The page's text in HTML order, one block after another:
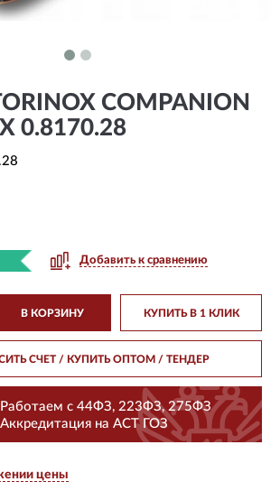
COMPANION
0.8170.28
Добавить к сравнению
В КОРЗИНУ КУПИТЬ В 1 КЛИК
СЧЕТ / КУПИТЬ ОПТОМ/ ТЕНДЕР
Работаем с 44ФЗ, 223ФЗ, 275ФЗ
Аккредитация на АСТ ГОЗ
цены